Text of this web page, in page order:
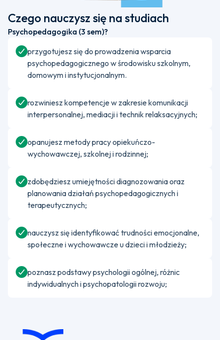
Czego nauczysz się na studiach
Psychopedagogika (3 sem)?
przygotujesz się do prowadzenia wsparcia
psychopedagogicznego w środowisku szkolnym,
domowym i instytucjonalnym.
rozwiniesz kompetencje w zakresie komunikacji
interpersonalnej, mediacji i technik relaksacyjnych;
opanujesz metody pracy opiekuńczo-
wychowawczej, szkolnej i rodzinnej;
zdobędziesz umiejętności diagnozowania oraz
planowania działań psychopedagogicznych i
terapeutycznych;
nauczysz się identyfikować trudności emocjonalne,
społeczne i wychowawcze u dzieci i młodzieży;
poznasz podstawy psychologii ogólnej, różnic
indywidualnych i psychopatologii rozwoju;